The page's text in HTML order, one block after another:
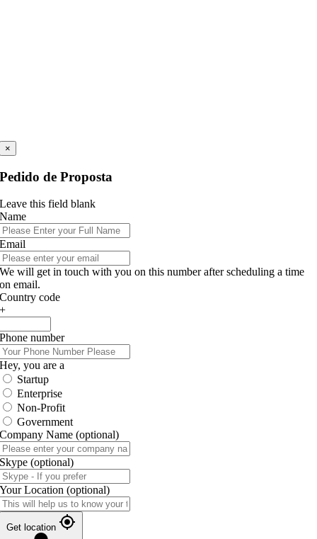
×
Pedido de Proposta
Leave this field blank
Name
Email
We will get in touch with you on this number after scheduling a time
on email.
Country code
+
Phone number
Hey, you are a
Startup
Enterprise
Non-Profit
Government
Company Name (optional)
Skype (optional)
Your Location (optional)
Get location